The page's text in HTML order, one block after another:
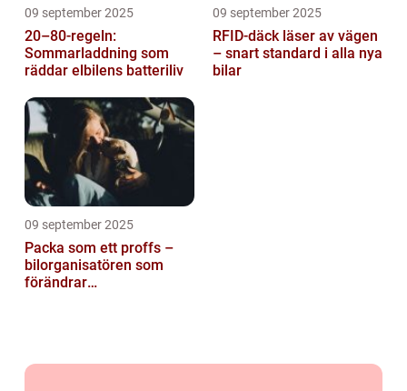
09 september 2025
20–80-regeln:
Sommarladdning som
räddar elbilens batteriliv
09 september 2025
RFID-däck läser av vägen
– snart standard i alla nya
bilar
09 september 2025
Packa som ett proffs –
bilorganisatören som
förändrar